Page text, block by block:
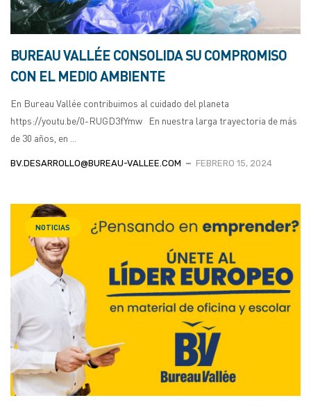
BUREAU VALLÉE CONSOLIDA SU COMPROMISO
CON EL MEDIO AMBIENTE
En Bureau Vallée contribuimos al cuidado del planeta
https://youtu.be/0-RUGD3fYmw En nuestra larga trayectoria de más
de 30 años, en ...
BV.DESARROLLO@BUREAU-VALLEE.COM FEBRERO 15, 2024
NOTICIAS